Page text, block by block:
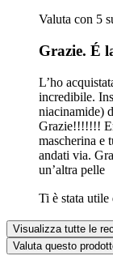
Valuta con 5
Grazie. É
L’ho
incredibile.
niacinamide)
Grazie!!!!!!!
mascherina e
andati via.
un’altra pelle
Ti è stata utile
Visualizza tutte le
Valuta questo